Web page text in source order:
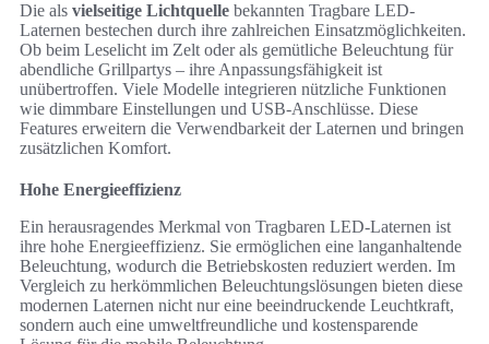
Die als vielseitige Lichtquelle bekannten Tragbare LED-
Laternen bestechen durch ihre zahlreichen Einsatzmöglichkeiten.
Ob beim Leselicht im Zelt oder als gemütliche Beleuchtung für
abendliche Grillpartys – ihre Anpassungsfähigkeit ist
unübertroffen. Viele Modelle integrieren nützliche Funktionen
wie dimmbare Einstellungen und USB-Anschlüsse. Diese
Features erweitern die Verwendbarkeit der Laternen und bringen
zusätzlichen Komfort.
Hohe Energieeffizienz
Ein herausragendes Merkmal von Tragbaren LED-Laternen ist
ihre hohe Energieeffizienz. Sie ermöglichen eine langanhaltende
Beleuchtung, wodurch die Betriebskosten reduziert werden. Im
Vergleich zu herkömmlichen Beleuchtungslösungen bieten diese
modernen Laternen nicht nur eine beeindruckende Leuchtkraft,
sondern auch eine umweltfreundliche und kostensparende